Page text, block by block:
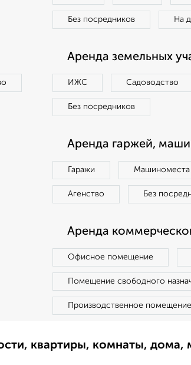
Без посредников На
Аренда земельных
ИЖС Садоводство
Без посредников
Аренда гаржей,
Гаражи Машиноместа
Агенство Без
Аренда
Офисное помещение
Помещение свободного
Производственное помещение
квартиры, комнаты, дома,